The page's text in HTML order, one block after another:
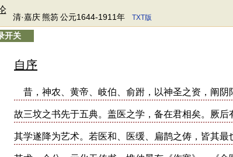
清·嘉庆 熊笏 公元1644-1911年 TXT版
开关